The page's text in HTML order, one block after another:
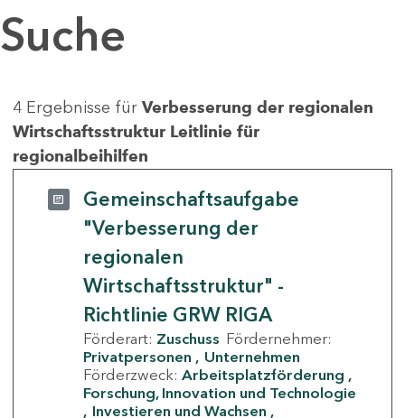
Suche
4 Ergebnisse für Verbesserung der regionalen
Wirtschaftsstruktur Leitlinie für
regionalbeihilfen
Gemeinschaftsaufgabe
"Verbesserung der
regionalen
Wirtschaftsstruktur" -
Richtlinie GRW RIGA
Förderart: Zuschuss Fördernehmer:
Privatpersonen
Unternehmen
Förderzweck: Arbeitsplatzförderung
Forschung, Innovation und Technologie
Investieren und Wachsen